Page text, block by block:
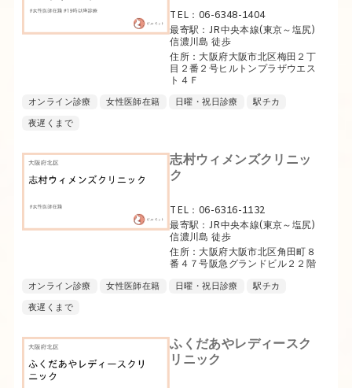
TEL：06-6348-1404
最寄駅：JR中央本線(東京～塩尻)
信濃川島 徒歩
住所：大阪府大阪市北区梅田２丁
目２番２号ヒルトンプラザウエス
ト４Ｆ
オンライン診療 女性医師在籍 日曜・祝日診療
駅チカ
夜遅くまで
志村ウィメンズクリニッ
ク
TEL：06-6316-1132
最寄駅：JR中央本線(東京～塩尻)
信濃川島 徒歩
住所：大阪府大阪市北区角田町８
番４７号阪急グランドビル２２階
オンライン診療 女性医師在籍 日曜・祝日診療
駅チカ
夜遅くまで
ふくだあやレディースク
リニック